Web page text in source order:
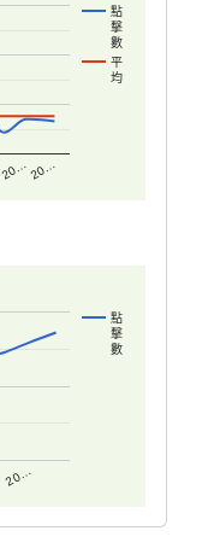
點
擊
數
平
均
20…20…
點
擊
數
20…